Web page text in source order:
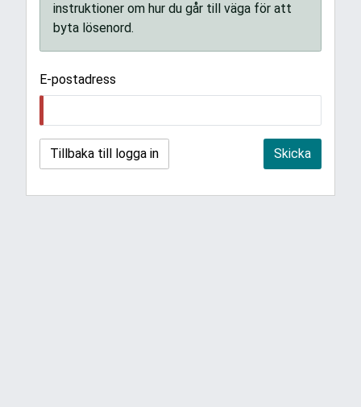
instruktioner om hur du går till väga för att
byta lösenord.
E-postadress
Tillbaka till logga in Skicka